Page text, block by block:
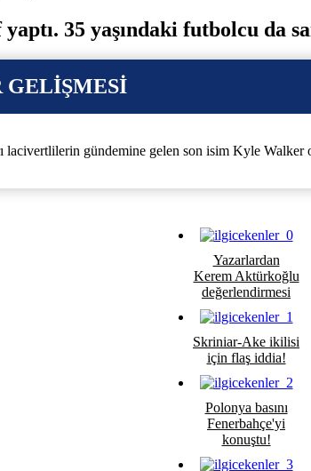
35 yaşındaki futbolcu da
GELİŞMESİ
lacivertlilerin gündemine gelen son isim Kyle Walker
Yazarlardan
Kerem Aktürkoğlu
değerlendirmesi
Skriniar-Ake ikilisi
için flaş iddia!
Polonya basını
Fenerbahçe'yi
konuştu!